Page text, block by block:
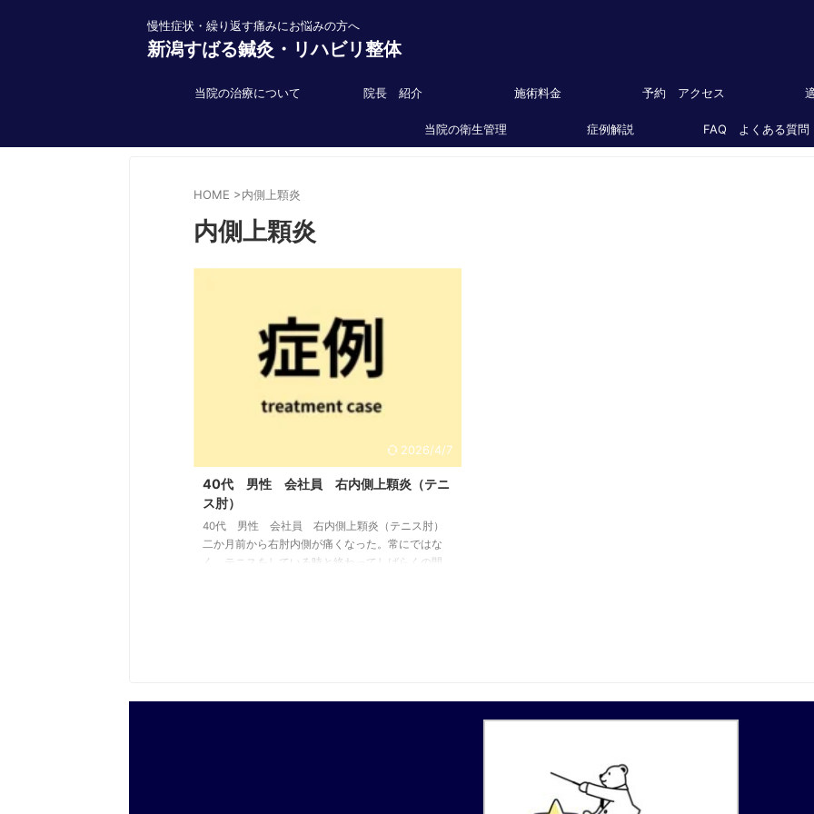
慢性症状・繰り返す痛みにお悩みの方へ
新潟すばる鍼灸・リハビリ整体
当院の治療について 院長 紹介 施術料金 予約 アクセス
当院の衛生管理 症例解説 FAQ よくある質問
HOME >内側上顆炎
内側上顆炎
2026/4/7
40代 男性 会社員 右内側上顆炎（テニ
ス肘）
40代 男性 会社員 右内側上顆炎（テニス肘）
二か月前から右肘内側が痛くなった。常にではな
く、テニスをしている時と終わってしばらくの間